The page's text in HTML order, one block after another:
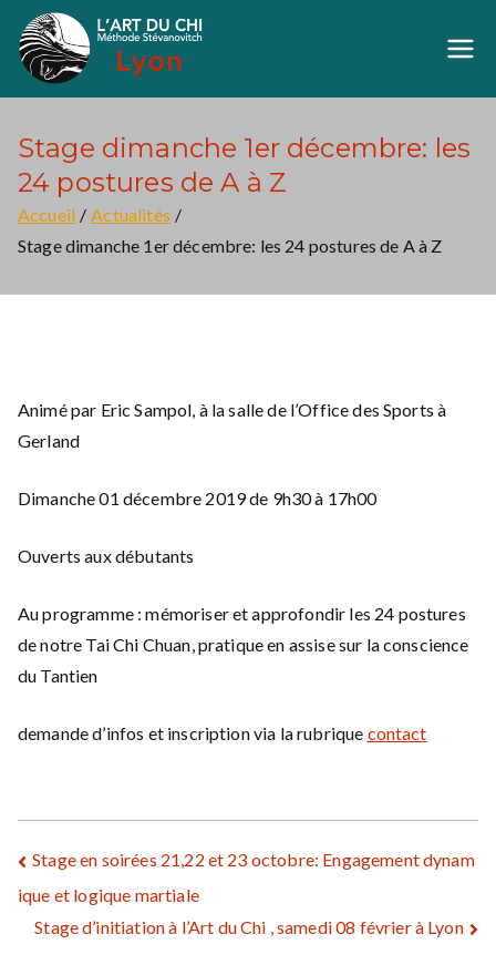
Aller
contenu
Stage dimanche 1er décembre: les
24 postures de A à Z
Accueil
Actualités
Stage dimanche 1er décembre: les 24 postures de A à Z
Animé par Eric Sampol, à la salle de l’Office des Sports à
Gerland
Dimanche 01 décembre 2019 de 9h30 à 17h00
Ouverts aux débutants
Au programme : mémoriser et approfondir les 24 postures
de notre Tai Chi Chuan, pratique en assise sur la conscience
du Tantien
demande d’infos et inscription via la rubrique contact
Navigation
de
l’article
Stage en soirées 21,22 et 23 octobre: Engagement dynam
ique et logique martiale
Stage d’initiation à l’Art du Chi , samedi 08 février à Lyon